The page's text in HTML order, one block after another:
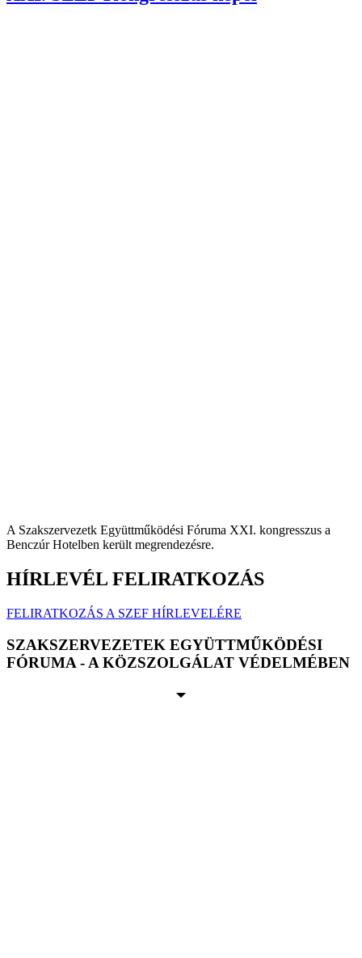
A Szakszervezetk Együttműködési Fóruma XXI. kongresszus a
Benczúr Hotelben került megrendezésre.
HÍRLEVÉL FELIRATKOZÁS
FELIRATKOZÁS A SZEF HÍRLEVELÉRE
SZAKSZERVEZETEK EGYÜTTMŰKÖDÉSI
FÓRUMA - A KÖZSZOLGÁLAT VÉDELMÉBEN